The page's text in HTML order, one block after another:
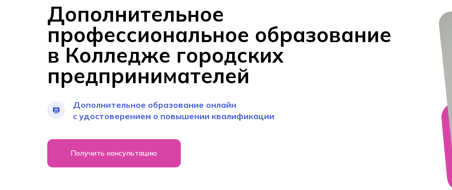
Дополнительное
профессиональное образование
в Колледже городских
предпринимателей
Получить консультацию
Дополнительное образование онлайн
с удостоверением о повышении квалификации